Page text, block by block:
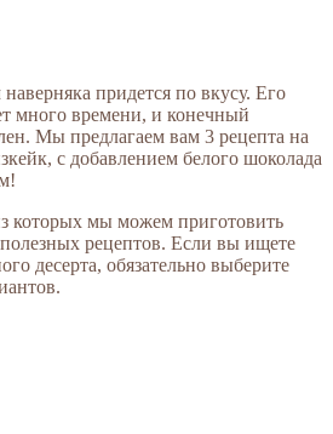
придется по вкусу. Его
много времени, и конечный
Мы предлагаем вам 3 рецепта на
с добавлением белого шоколада
которых мы можем приготовить
рецептов. Если вы ищете
десерта, обязательно выберите